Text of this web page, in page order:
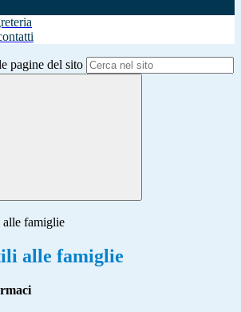
pagine del sito
famiglie
alle famiglie